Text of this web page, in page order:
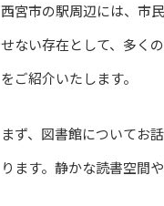
西宮市の駅周辺には、市
せない存在として、多く
をご紹介いたします。
まず、図書館についてお
ります。静かな読書空間